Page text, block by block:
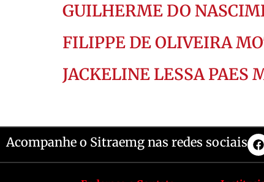
GUILHERME DO
FILIPPE DE OLIVEIRA
JACKELINE LESSA PAES
Acompanhe o Sitraemg nas redes sociais